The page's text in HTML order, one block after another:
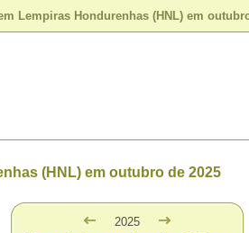
Lempiras Hondurenhas (HNL) em
(HNL) em outubro de 2025
2025